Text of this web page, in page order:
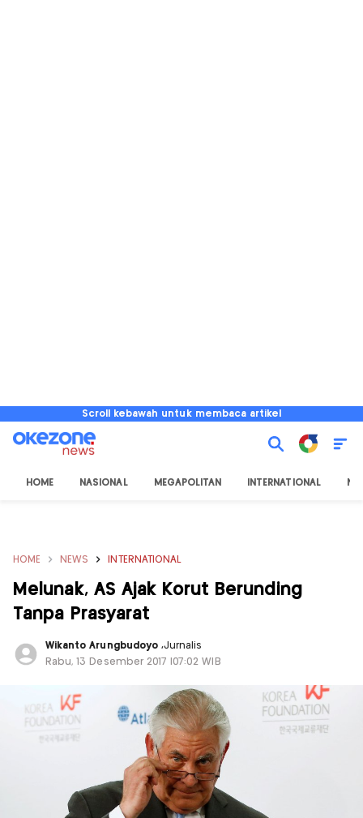
Scroll kebawah untuk membaca artikel
HOME NASIONAL MEGAPOLITAN INTERNATIONAL
HOME NEWS INTERNATIONAL
Melunak, AS Ajak Korut Berunding
Tanpa Prasyarat
Wikanto Arungbudoyo ,Jurnalis
Rabu, 13 Desember 2017 |07:02 WIB